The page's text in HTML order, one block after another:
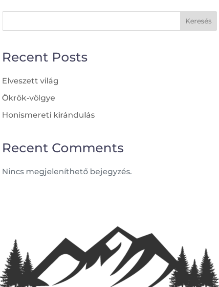
Keresés
Recent Posts
Elveszett világ
Ökrök-völgye
Honismereti kirándulás
Recent Comments
Nincs megjeleníthető bejegyzés.